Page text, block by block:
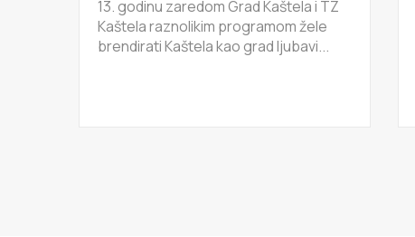
13. godinu zaredom Grad Kaštela i TZ
Kaštela raznolikim programom žele
brendirati Kaštela kao grad ljubavi...